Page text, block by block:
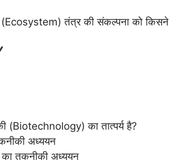
(Ecosystem) तंत्र की संकल्पना को किसने
(Biotechnology) का तात्पर्य है?
अध्ययन
का तकनीकी अध्ययन